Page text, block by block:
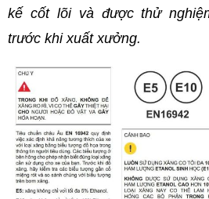
kế cốt lõi và được thử
trước khi xuất xưởng.